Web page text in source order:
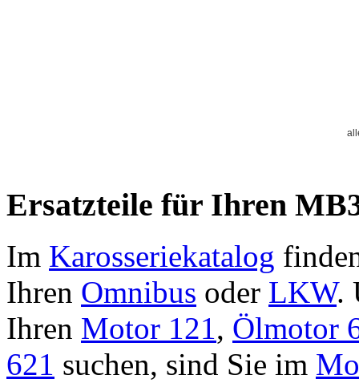
Ersatzteile für Ihren
Im Karosseriekatalog
Ihren Omnibus oder LKW.
Ihren Motor 121, Ölmotor
621 suchen, sind Sie im